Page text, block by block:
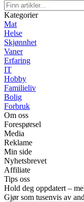
Kategorier
Mat
Helse
Skjønnhet
Vaner
Erfaring
IT
Hobby
Familieliv
Bolig
Forbruk
Om oss
Forespørsel
Media
Reklame
Min side
Nyhetsbrevet
Affiliate
Tips oss
Hold deg oppdatert –
Gjør som tusenvis av